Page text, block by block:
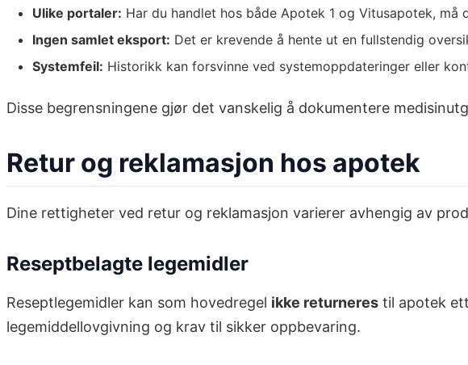
Ulike portaler: Har du handlet hos både Apotek 1 og Vitusapotek, må
Ingen samlet eksport: Det er krevende å hente ut en fullstendig
Systemfeil: Historikk kan forsvinne ved systemoppdateringer eller
Disse begrensningene gjør det vanskelig å dokumentere
Retur og reklamasjon hos apotek
Dine rettigheter ved retur og reklamasjon varierer avhengig av
Reseptbelagte legemidler
Reseptlegemidler kan som hovedregel ikke returneres til apotek
legemiddellovgivning og krav til sikker oppbevaring.